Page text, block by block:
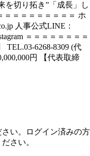
を切り拓き”「成長」し
＝＝＝＝＝＝＝＝＝ ホ
人事公式LINE：
＝＝＝＝＝＝＝＝
TEL.03-6268-8309 (代
円 【代表取締
い。ログイン済みの方
さい。